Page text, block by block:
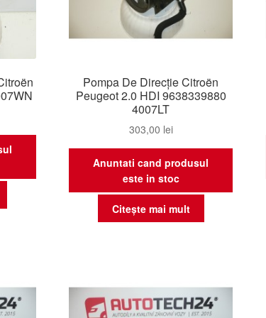
Pompa De Direcție Citroën
Peugeot 2.0 HDI 9638339880
4007LT
303,00 lei
Anuntati cand produsul
este in stoc
Citește mai mult